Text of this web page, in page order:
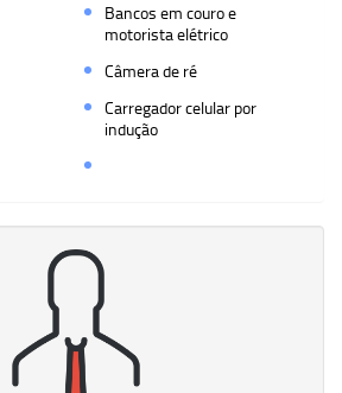
Bancos em couro e
motorista elétrico
Câmera de ré
Carregador celular por
indução